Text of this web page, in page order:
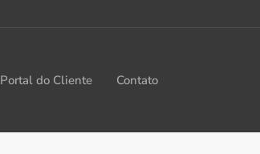
Portal do Cliente Contato